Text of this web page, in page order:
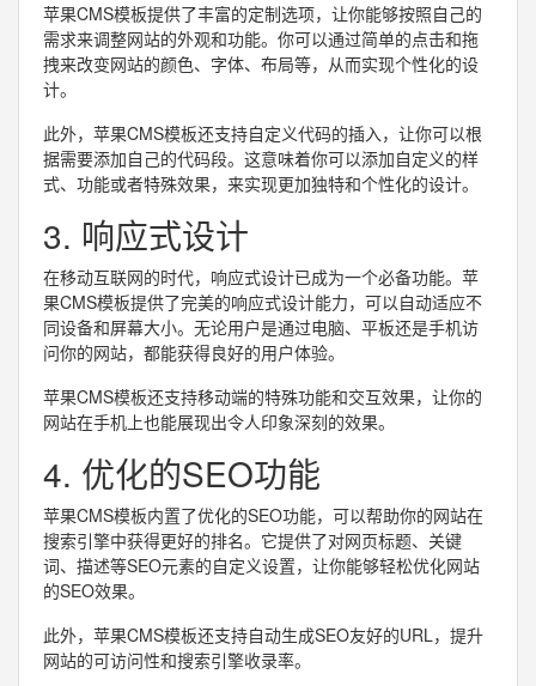
苹果CMS模板提供了丰富的定制选项，让你能够按照自己的
需求来调整网站的外观和功能。你可以通过简单的点击和拖
拽来改变网站的颜色、字体、布局等，从而实现个性化的设
计。
此外，苹果CMS模板还支持自定义代码的插入，让你可以根
据需要添加自己的代码段。这意味着你可以添加自定义的样
式、功能或者特殊效果，来实现更加独特和个性化的设计。
3. 响应式设计
在移动互联网的时代，响应式设计已成为一个必备功能。苹
果CMS模板提供了完美的响应式设计能力，可以自动适应不
同设备和屏幕大小。无论用户是通过电脑、平板还是手机访
问你的网站，都能获得良好的用户体验。
苹果CMS模板还支持移动端的特殊功能和交互效果，让你的
网站在手机上也能展现出令人印象深刻的效果。
4. 优化的SEO功能
苹果CMS模板内置了优化的SEO功能，可以帮助你的网站在
搜索引擎中获得更好的排名。它提供了对网页标题、关键
词、描述等SEO元素的自定义设置，让你能够轻松优化网站
的SEO效果。
此外，苹果CMS模板还支持自动生成SEO友好的URL，提升
网站的可访问性和搜索引擎收录率。